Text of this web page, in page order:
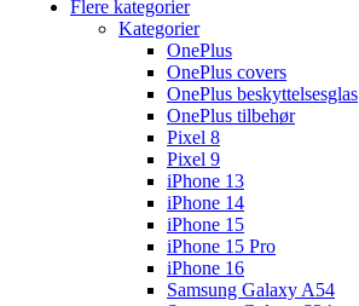
Flere kategorier
Kategorier
OnePlus
OnePlus covers
OnePlus beskyttelsesglas
OnePlus tilbehør
Pixel 8
Pixel 9
iPhone 13
iPhone 14
iPhone 15
iPhone 15 Pro
iPhone 16
Samsung Galaxy A54